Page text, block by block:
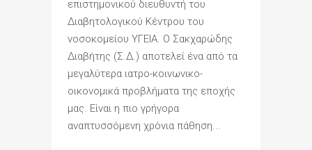
επιστημονικού διευθυντή του
Διαβητολογικού Κέντρου του
νοσοκομείου ΥΓΕΙΑ. Ο Σακχαρώδης
Διαβήτης (Σ.Δ.) αποτελεί ένα από τα
μεγαλύτερα ιατρο-κοινωνικο-
οικονομικά προβλήματα της εποχής
μας. Είναι η πιο γρήγορα
αναπτυσσόμενη χρόνια πάθηση...